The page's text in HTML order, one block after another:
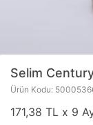
Selim
Ürün Kodu:
171,38 TL x 9